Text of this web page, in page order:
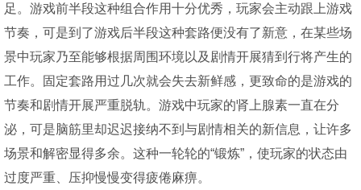
足。游戏前半段这种组合作用十分优秀，玩家会主动跟上游戏
节奏，可是到了游戏后半段这种套路便没有了新意，在某些场
景中玩家乃至能够根据周围环境以及剧情开展猜到行将产生的
工作。固定套路用过几次就会失去新鲜感，更致命的是游戏的
节奏和剧情开展严重脱轨。游戏中玩家的肾上腺素一直在分
泌，可是脑筋里却迟迟接纳不到与剧情相关的新信息，让许多
场景和解密显得多余。这种一轮轮的“锻炼”，使玩家的状态由
过度严重、压抑慢慢变得疲倦麻痹。